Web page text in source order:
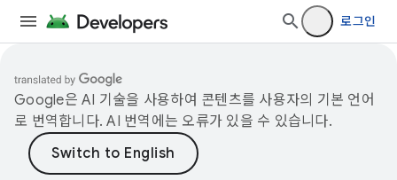
로그인
Google은 AI 기술을 사용하여 콘텐츠를 사용자의 기본 언어
로 번역합니다. AI 번역에는 오류가 있을 수 있습니다.